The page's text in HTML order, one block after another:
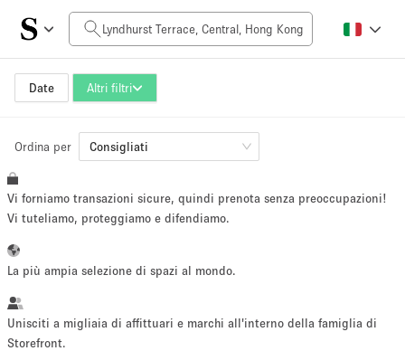
Date Altri filtri
Prezzo al giorno
HK$0
Dimensioni dello spazio
5000+ sq ft
~ 13 persone
Ordina per Consigliati
Vi forniamo transazioni sicure, quindi prenota senza preoccupazioni!
Vi tuteliamo, proteggiamo e difendiamo.
La più ampia selezione di spazi al mondo.
Unisciti a migliaia di affittuari e marchi all'interno della famiglia di
Storefront.